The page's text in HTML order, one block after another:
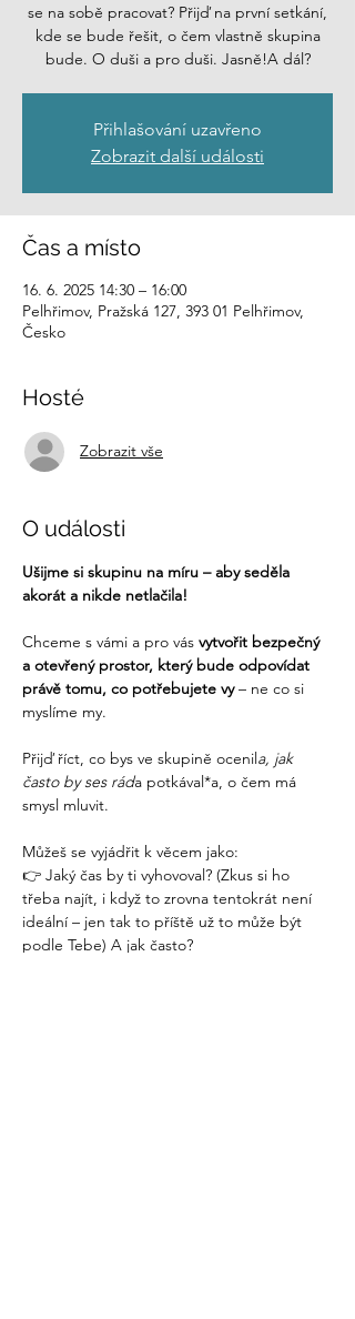
se na sobě pracovat? Přijď na první setkání,
kde se bude řešit, o čem vlastně skupina
bude. O duši a pro duši. Jasně!A dál?
Přihlašování uzavřeno
Zobrazit další události
Čas a místo
16. 6. 2025 14:30 – 16:00
Pelhřimov, Pražská 127, 393 01 Pelhřimov,
Česko
Hosté
Zobrazit vše
O události
Ušijme si skupinu na míru – aby seděla
akorát a nikde netlačila!
Chceme s vámi a pro vás vytvořit bezpečný
a otevřený prostor, který bude odpovídat
právě tomu, co potřebujete vy – ne co si
myslíme my.
Přijď říct, co bys ve skupině ocenila, jak
často by ses ráda potkával*a, o čem má
smysl mluvit.
Můžeš se vyjádřit k věcem jako:
👉 Jaký čas by ti vyhovoval? (Zkus si ho
třeba najít, i když to zrovna tentokrát není
ideální – jen tak to příště už to může být
podle Tebe) A jak často?